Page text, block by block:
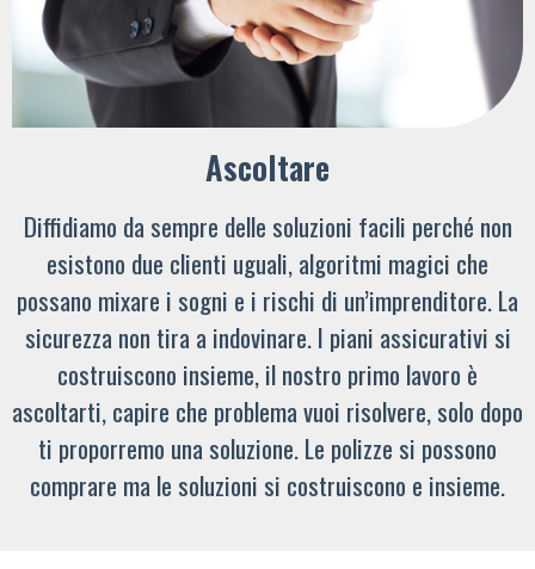
Ascoltare
Diffidiamo da sempre delle soluzioni facili perché non
esistono due clienti uguali, algoritmi magici che
possano mixare i sogni e i rischi di un’imprenditore. La
sicurezza non tira a indovinare. I piani assicurativi si
costruiscono insieme, il nostro primo lavoro è
ascoltarti, capire che problema vuoi risolvere, solo dopo
ti proporremo una soluzione. Le polizze si possono
comprare ma le soluzioni si costruiscono e insieme.